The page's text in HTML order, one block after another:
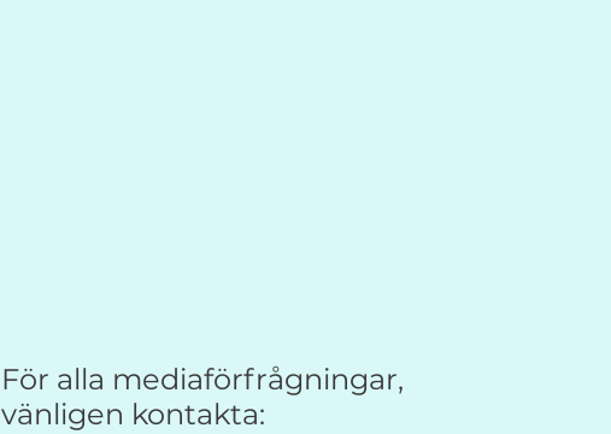
För alla mediaförfrågningar,
vänligen kontakta: